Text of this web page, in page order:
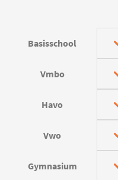
Basisschool
Vmbo
Havo
Vwo
Gymnasium